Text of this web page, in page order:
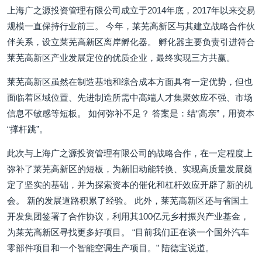
上海广之源投资管理有限公司成立于2014年底，2017年以来交易
规模一直保持行业前三。 今年，莱芜高新区与其建立战略合作伙
伴关系，设立莱芜高新区离岸孵化器。 孵化器主要负责引进符合
莱芜高新区产业发展定位的优质企业，最终实现三方共赢。
莱芜高新区虽然在制造基地和综合成本方面具有一定优势，但也
面临着区域位置、先进制造所需中高端人才集聚效应不强、市场
信息不敏感等短板。 如何弥补不足？ 答案是：结“高亲”，用资本
“撑杆跳”。
此次与上海广之源投资管理有限公司的战略合作，在一定程度上
弥补了莱芜高新区的短板，为新旧动能转换、实现高质量发展奠
定了坚实的基础，并为探索资本的催化和杠杆效应开辟了新的机
会。 新的发展道路积累了经验。 此外，莱芜高新区还与省国土
开发集团签署了合作协议，利用其100亿元乡村振兴产业基金，
为莱芜高新区寻找更多好项目。 “目前我们正在谈一个国外汽车
零部件项目和一个智能空调生产项目。” 陆德宝说道。